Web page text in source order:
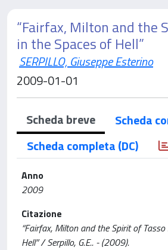
“Fairfax, Milton and the
in the Spaces of Hell”
SERPILLO, Giuseppe Esterino
2009-01-01
Scheda breve
Scheda
Scheda completa (DC)
Anno
2009
Citazione
“Fairfax, Milton and the Spirit of
Hell” / Serpillo, G.E.. - (2009).